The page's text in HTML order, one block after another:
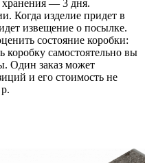
хранения — 3 дня.
Когда изделие придет в
извещение о посылке.
состояние коробки:
коробку самостоятельно вы
Один заказ может
и его стоимость не